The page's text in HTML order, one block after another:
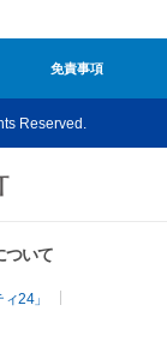
免責事項
Reserved.
ついて
24」